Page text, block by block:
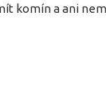
komín a ani